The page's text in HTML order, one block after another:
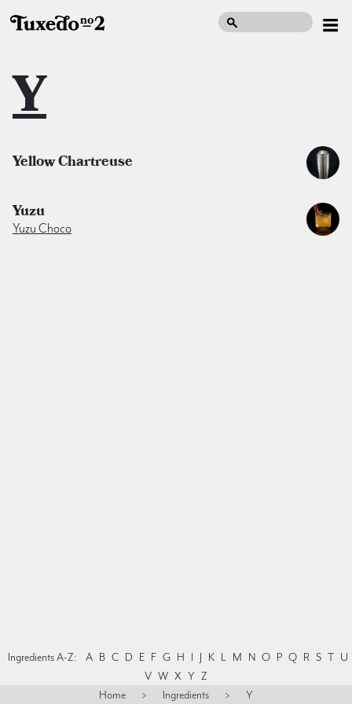
Y
Yellow Chartreuse
Yuzu
Yuzu Choco
Ingredients A-Z: A B C D E F G H I J K L M N O P Q R S T U
V W X Y Z
Home
> Ingredients > Y